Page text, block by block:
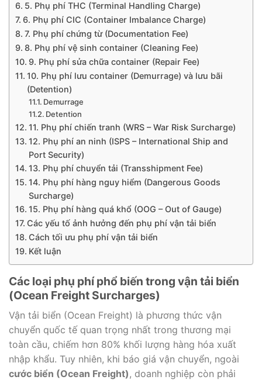
5. Phụ phí THC (Terminal Handling Charge)
6. Phụ phí CIC (Container Imbalance Charge)
7. Phụ phí chứng từ (Documentation Fee)
8. Phụ phí vệ sinh container (Cleaning Fee)
9. Phụ phí sửa chữa container (Repair Fee)
10. Phụ phí lưu container (Demurrage) và lưu bãi
(Detention)
Demurrage
Detention
11. Phụ phí chiến tranh (WRS – War Risk Surcharge)
12. Phụ phí an ninh (ISPS – International Ship and
Port Security)
13. Phụ phí chuyển tải (Transshipment Fee)
14. Phụ phí hàng nguy hiểm (Dangerous Goods
Surcharge)
15. Phụ phí hàng quá khổ (OOG – Out of Gauge)
Các yếu tố ảnh hưởng đến phụ phí vận tải biển
Cách tối ưu phụ phí vận tải biển
Kết luận
Các loại phụ phí phổ biến trong vận tải biển
(Ocean Freight Surcharges)
Vận tải biển (Ocean Freight) là phương thức vận
chuyển quốc tế quan trọng nhất trong thương mại
toàn cầu, chiếm hơn 80% khối lượng hàng hóa xuất
nhập khẩu. Tuy nhiên, khi báo giá vận chuyển, ngoài
cước biển (Ocean Freight) , doanh nghiệp còn phải